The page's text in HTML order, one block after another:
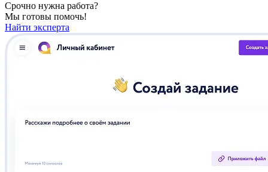
Срочно нужна работа?
Мы готовы помочь!
Найти эксперта